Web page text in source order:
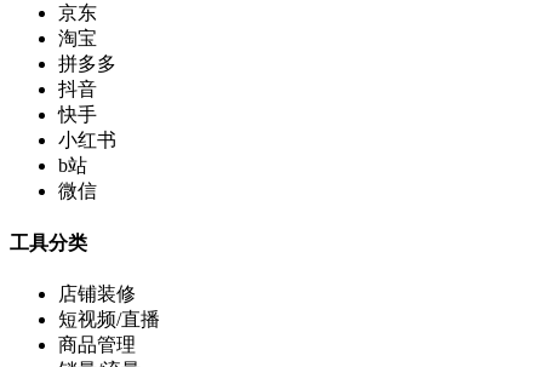
京东
淘宝
拼多多
抖音
快手
小红书
b站
微信
工具分类
店铺装修
短视频/直播
商品管理